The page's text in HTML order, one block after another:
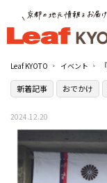
Leaf KYOTO イベント
新着記事 おでかけ
2024.12.20